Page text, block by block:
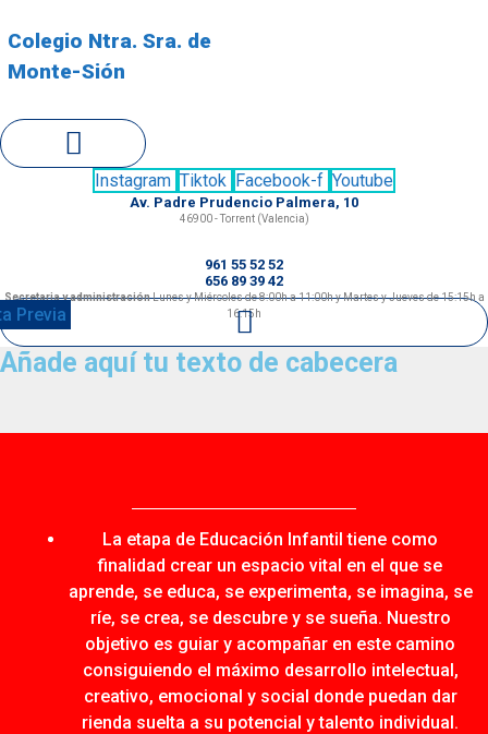
al
contenido
Colegio Ntra. Sra. de
Monte-Sión
Instagram Tiktok Facebook-f Youtube
Av. Padre Prudencio Palmera, 10
46900 - Torrent (Valencia)
961 55 52 52
656 89 39 42
Secretaria y administraciónLunes y Miércoles de 8:00h a 11:00h y Martes y Jueves de 15:15h a
16:15h
Previa
Añade aquí tu texto de cabecera
La etapa de Educación Infantil tiene como
finalidad crear un espacio vital en el que se
aprende, se educa, se experimenta, se imagina, se
ríe, se crea, se descubre y se sueña. Nuestro
objetivo es guiar y acompañar en este camino
consiguiendo el máximo desarrollo intelectual,
creativo, emocional y social donde puedan dar
rienda suelta a su potencial y talento individual.